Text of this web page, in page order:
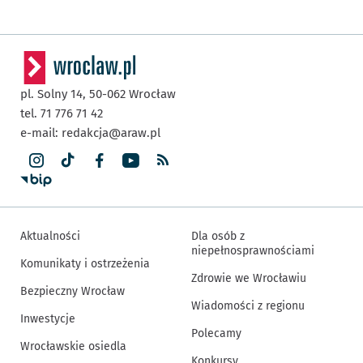
pl. Solny 14, 50-062 Wrocław
tel. 71 776 71 42
e-mail: redakcja@araw.pl
Aktualności
Komunikaty i ostrzeżenia
Bezpieczny Wrocław
Inwestycje
Wrocławskie osiedla
Dla osób z
niepełnosprawnościami
Zdrowie we Wrocławiu
Wiadomości z regionu
Polecamy